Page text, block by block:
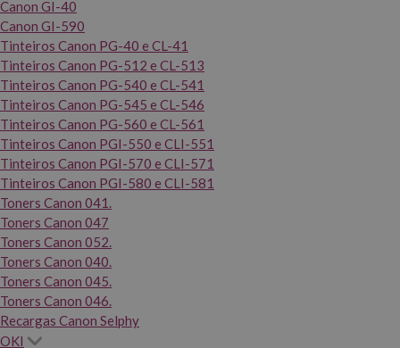
Canon GI-40
Canon GI-590
Tinteiros Canon PG-40 e CL-41
Tinteiros Canon PG-512 e CL-513
Tinteiros Canon PG-540 e CL-541
Tinteiros Canon PG-545 e CL-546
Tinteiros Canon PG-560 e CL-561
Tinteiros Canon PGI-550 e CLI-551
Tinteiros Canon PGI-570 e CLI-571
Tinteiros Canon PGI-580 e CLI-581
Toners Canon 041.
Toners Canon 047
Toners Canon 052.
Toners Canon 040.
Toners Canon 045.
Toners Canon 046.
Recargas Canon Selphy
OKI